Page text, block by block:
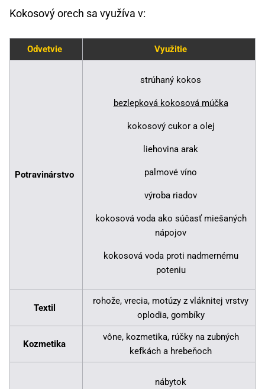
Kokosový orech sa využíva v:
Odvetvie Využitie
Potravinárstvo
strúhaný kokos
bezlepková kokosová múčka
kokosový cukor a olej
liehovina arak
palmové víno
výroba riadov
kokosová voda ako súčasť miešaných
nápojov
kokosová voda proti nadmernému
poteniu
Textil
rohože, vrecia, motúzy z vláknitej vrstvy
oplodia, gombíky
Kozmetika
vône, kozmetika, rúčky na zubných
kefkách a hrebeňoch
nábytok